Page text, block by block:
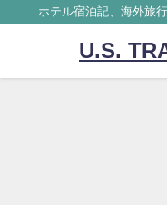
ホテル宿泊記、海外旅
U.S.